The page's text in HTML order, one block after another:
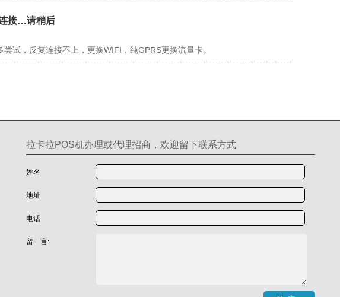
接…请稍后
试，反复连接不上，更换WIFI，纯GPRS更换流量卡。
拉卡拉POS机办理或代理招商，欢迎留下联系方式
姓名
地址
电话
留 言: